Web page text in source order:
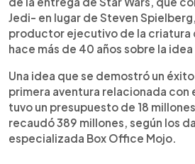
Jedi- en lugar de Steven
productor ejecutivo de la criatura
hace más de 40 años sobre la
Una idea que se demostró un
primera aventura relacionada con
tuvo un presupuesto de 18
recaudó 389 millones, según los
especializada Box Office Mojo.